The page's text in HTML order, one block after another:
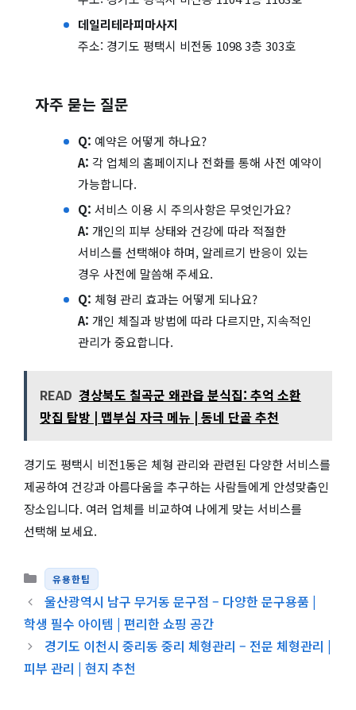
데일리테라피마사지
주소: 경기도 평택시 비전동 1098 3층 303호
자주 묻는 질문
Q: 예약은 어떻게 하나요?
A: 각 업체의 홈페이지나 전화를 통해 사전 예약이
가능합니다.
Q: 서비스 이용 시 주의사항은 무엇인가요?
A: 개인의 피부 상태와 건강에 따라 적절한
서비스를 선택해야 하며, 알레르기 반응이 있는
경우 사전에 말씀해 주세요.
Q: 체형 관리 효과는 어떻게 되나요?
A: 개인 체질과 방법에 따라 다르지만, 지속적인
관리가 중요합니다.
READ 경상북도 칠곡군 왜관읍 분식집: 추억 소환
맛집 탐방 | 맵부심 자극 메뉴 | 동네 단골 추천
경기도 평택시 비전1동은 체형 관리와 관련된 다양한 서비스를
제공하여 건강과 아름다움을 추구하는 사람들에게 안성맞춤인
장소입니다. 여러 업체를 비교하여 나에게 맞는 서비스를
선택해 보세요.
카테고리
유용한팁
울산광역시 남구 무거동 문구점 – 다양한 문구용품 |
학생 필수 아이템 | 편리한 쇼핑 공간
경기도 이천시 중리동 중리 체형관리 – 전문 체형관리 |
피부 관리 | 현지 추천